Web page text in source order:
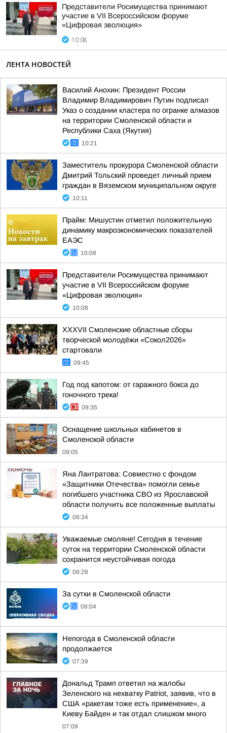
Представители Росимущества принимают
участие в VII Всероссийском форуме
«Цифровая эволюция»
10:08
ЛЕНТА НОВОСТЕЙ
Василий Анохин: Президент России
Владимир Владимирович Путин подписал
Указ о создании кластера по огранке алмазов
на территории Смоленской области и
Республики Саха (Якутия)
10:21
Заместитель прокурора Смоленской области
Дмитрий Тольский проведет личный прием
граждан в Вяземском муниципальном округе
10:11
Прайм: Мишустин отметил положительную
динамику макроэкономических показателей
ЕАЭС
10:08
Представители Росимущества принимают
участие в VII Всероссийском форуме
«Цифровая эволюция»
10:08
XXXVII Смоленские областные сборы
творческой молодёжи «Сокол2026»
стартовали
09:45
Год под капотом: от гаражного бокса до
гоночного трека!
09:35
Оснащение школьных кабинетов в
Смоленской области
09:05
Яна Лантратова: Совместно с фондом
«Защитники Отечества» помогли семье
погибшего участника СВО из Ярославской
области получить все положенные выплаты
08:34
Уважаемые смоляне! Сегодня в течение
суток на территории Смоленской области
сохранится неустойчивая погода
08:28
За сутки в Смоленской области
08:04
Непогода в Смоленской области
продолжается
07:39
Дональд Трамп ответил на жалобы
Зеленского на нехватку Patriot, заявив, что в
США «ракетам тоже есть применение», а
Киеву Байден и так отдал слишком много
07:09